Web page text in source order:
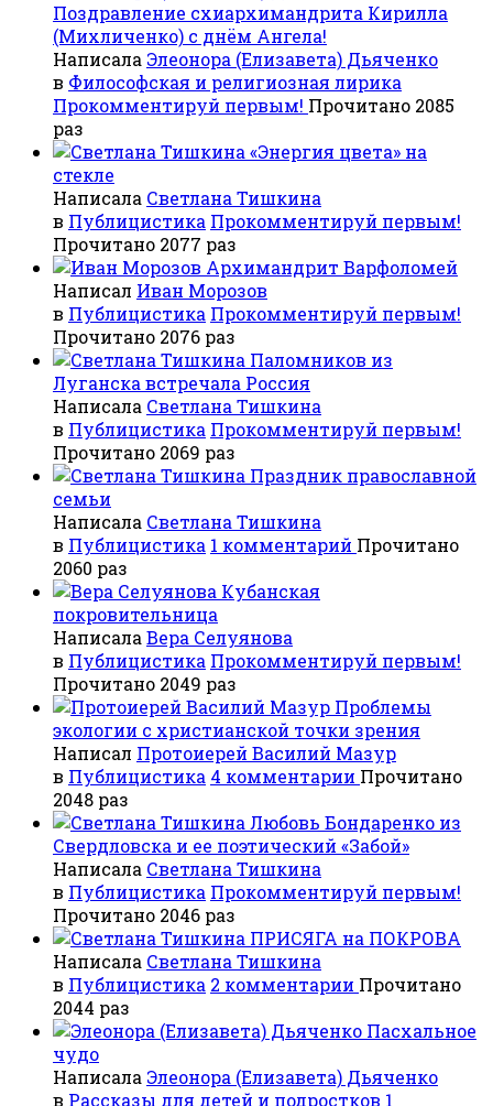
Поздравление схиархимандрита Кирилла
(Михличенко) с днём Ангела!
Написала Элеонора (Елизавета) Дьяченко
в Философская и религиозная лирика
Прокомментируй первым! Прочитано 2085
раз
«Энергия цвета» на
стекле
Написала Светлана Тишкина
в Публицистика Прокомментируй первым!
Прочитано 2077 раз
Архимандрит Варфоломей
Написал Иван Морозов
в Публицистика Прокомментируй первым!
Прочитано 2076 раз
Паломников из
Луганска встречала Россия
Написала Светлана Тишкина
в Публицистика Прокомментируй первым!
Прочитано 2069 раз
Праздник православной
семьи
Написала Светлана Тишкина
в Публицистика 1 комментарий Прочитано
2060 раз
Кубанская
покровительница
НаписалаВера Селуянова
в Публицистика Прокомментируй первым!
Прочитано 2049 раз
Проблемы
экологии с христианской точки зрения
Написал Протоиерей Василий Мазур
в Публицистика 4 комментарии Прочитано
2048 раз
Любовь Бондаренко из
Свердловска и ее поэтический «Забой»
Написала Светлана Тишкина
в Публицистика Прокомментируй первым!
Прочитано 2046 раз
ПРИСЯГА на ПОКРОВА
Написала Светлана Тишкина
в Публицистика 2 комментарии Прочитано
2044 раз
Пасхальное
чудо
Написала Элеонора (Елизавета) Дьяченко
в Рассказы для детей и подростков 1